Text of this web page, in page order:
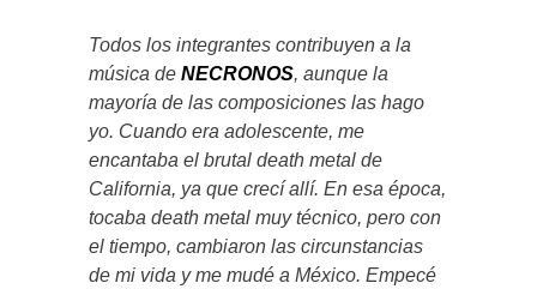
Todos los integrantes contribuyen a la
música de NECRONOS, aunque la
mayoría de las composiciones las hago
yo. Cuando era adolescente, me
encantaba el brutal death metal de
California, ya que crecí allí. En esa época,
tocaba death metal muy técnico, pero con
el tiempo, cambiaron las circunstancias
de mi vida y me mudé a México. Empecé